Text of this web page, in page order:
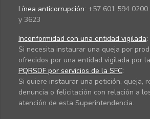
Línea anticorrupción: +57 601 594
y 3623
Inconformidad con una entidad vigilada:
Si necesita instaurar una queja por
ofrecidos por una entidad vigilada por la
PQRSDF por servicios de la SFC:
Si quiere instaurar una petición, queja,
denuncia o felicitación con relación a
atención de esta Superintendencia.